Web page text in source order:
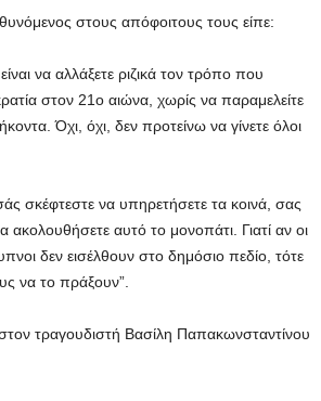
στους απόφοιτους τους είπε:
να αλλάξετε ριζικά τον τρόπο που
στον 21ο αιώνα, χωρίς να παραμελείτε
Όχι, όχι, δεν προτείνω να γίνετε όλοι
σκέφτεστε να υπηρετήσετε τα κοινά, σας
αυτό το μονοπάτι. Γιατί αν οι
δεν εισέλθουν στο δημόσιο πεδίο, τότε
να το πράξουν”.
τραγουδιστή Βασίλη Παπακωνσταντίνου